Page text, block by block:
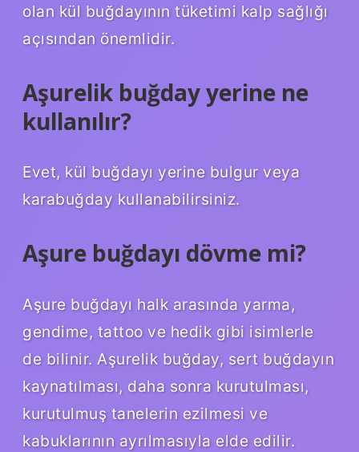
olan kül buğdayının tüketimi kalp sağlığı
açısından önemlidir.
Aşurelik buğday yerine ne
kullanılır?
Evet, kül buğdayı yerine bulgur veya
karabuğday kullanabilirsiniz.
Aşure buğdayı dövme mi?
Aşure buğdayı halk arasında yarma,
gendime, tattoo ve hedik gibi isimlerle
de bilinir. Aşurelik buğday, sert buğdayın
kaynatılması, daha sonra kurutulması,
kurutulmuş tanelerin ezilmesi ve
kabuklarının ayrılmasıyla elde edilir.